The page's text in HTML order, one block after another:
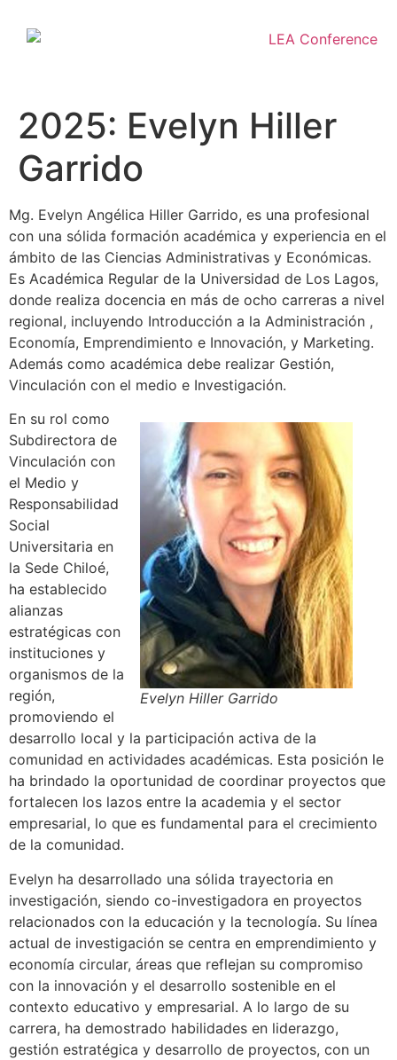
2025: Evelyn Hiller
Garrido
Mg. Evelyn Angélica Hiller Garrido, es una profesional
con una sólida formación académica y experiencia en el
ámbito de las Ciencias Administrativas y Económicas.
Es Académica Regular de la Universidad de Los Lagos,
donde realiza docencia en más de ocho carreras a nivel
regional, incluyendo Introducción a la Administración ,
Economía, Emprendimiento e Innovación, y Marketing.
Además como académica debe realizar Gestión,
Vinculación con el medio e Investigación.
Evelyn Hiller Garrido
En su rol como
Subdirectora de
Vinculación con
el Medio y
Responsabilidad
Social
Universitaria en
la Sede Chiloé,
ha establecido
alianzas
estratégicas con
instituciones y
organismos de la
región,
promoviendo el
desarrollo local y la participación activa de la
comunidad en actividades académicas. Esta posición le
ha brindado la oportunidad de coordinar proyectos que
fortalecen los lazos entre la academia y el sector
empresarial, lo que es fundamental para el crecimiento
de la comunidad.
Evelyn ha desarrollado una sólida trayectoria en
investigación, siendo co-investigadora en proyectos
relacionados con la educación y la tecnología. Su línea
actual de investigación se centra en emprendimiento y
economía circular, áreas que reflejan su compromiso
con la innovación y el desarrollo sostenible en el
contexto educativo y empresarial. A lo largo de su
carrera, ha demostrado habilidades en liderazgo,
gestión estratégica y desarrollo de proyectos, con un